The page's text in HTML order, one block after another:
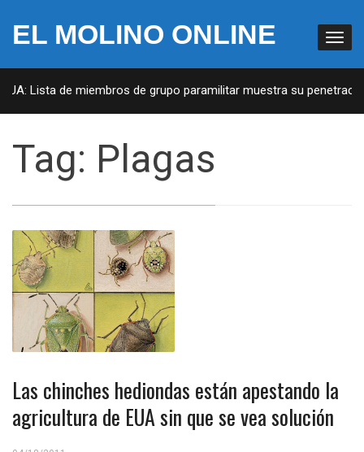
EL MOLINO ONLINE
Lista de miembros de grupo paramilitar muestra su penetración
Tag: Plagas
Las chinches hediondas están apestando la
agricultura de EUA sin que se vea solución